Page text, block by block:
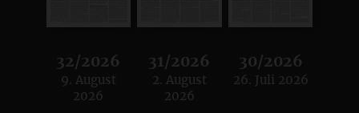
32/2026
:
9. August
2026
31/2026
:
2. August
2026
30/2026
:
26. Juli 2026